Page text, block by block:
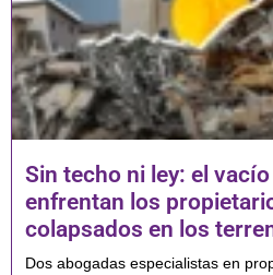
Sin techo ni ley: el
enfrentan los
colapsados en los
Dos abogadas especialistas en